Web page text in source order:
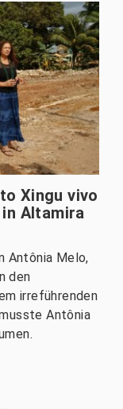
Xingu vivo
Altamira
Antônia Melo,
den
irreführenden
Antônia